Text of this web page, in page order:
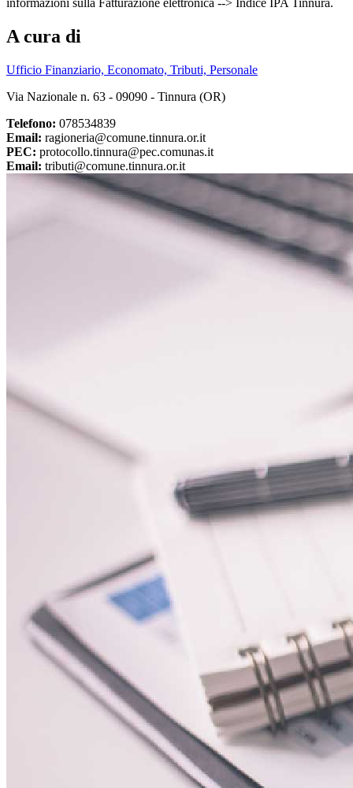
informazioni sulla Fatturazione elettronica --> Indice IPA Tinnura.
A cura di
Ufficio Finanziario, Economato, Tributi, Personale
Via Nazionale n. 63 - 09090 - Tinnura (OR)
Telefono: 078534839
Email: ragioneria@comune.tinnura.or.it
PEC: protocollo.tinnura@pec.comunas.it
Email: tributi@comune.tinnura.or.it